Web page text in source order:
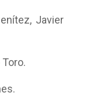
Javier